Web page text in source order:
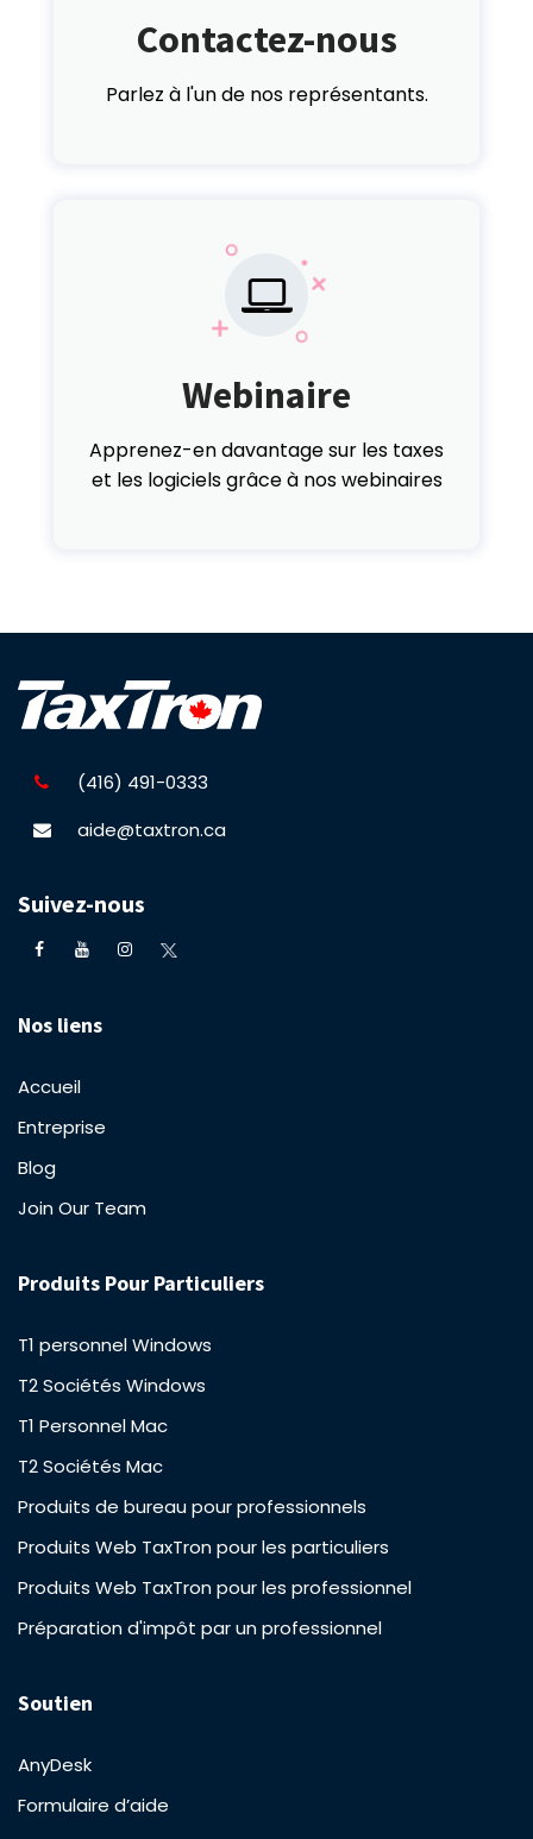
Contactez-nous
Parlez à l'un de nos représentants.
Webinaire
Apprenez-en davantage sur les taxes
et les logiciels grâce à nos webinaires
(416) 491-0333
aide@taxtron.ca
Suivez-nous
Nos liens
Accueil
Entreprise
Blog
Join Our Team
Produits Pour Particuliers
T1 personnel Windows
T2 Sociétés Windows
T1 Personnel Mac
T2 Sociétés Mac
Produits de bureau pour professionnels
Produits Web TaxTron pour les particuliers
Produits Web TaxTron pour les professionnel
Préparation d'impôt par un professionnel
Soutien
AnyDesk
Formulaire d’aide